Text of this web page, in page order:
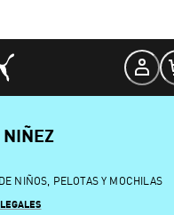
NIÑOS, PELOTAS Y MOCHILAS